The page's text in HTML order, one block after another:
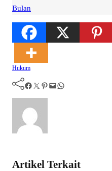
Bulan
Hukum
Facebook Twitter Pinterest Mail WhatsApp
Artikel Terkait